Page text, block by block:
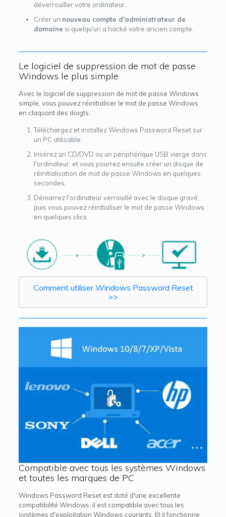
déverrouiller votre ordinateur.
Créer un nouveau compte d'administrateur de
domaine si quelqu'un a hacké votre ancien compte.
Le logiciel de suppression de mot de passe
Windows le plus simple
Avec le logiciel de suppression de mot de passe Windows
simple, vous pouvez réinitialiser le mot de passe Windows
en claquant des doigts.
Téléchargez et installez Windows Password Reset sur
un PC utilisable.
Insérez un CD/DVD ou un périphérique USB vierge dans
l'ordinateur, et vous pourrez ensuite créer un disque de
réinitialisation de mot de passe Windows en quelques
secondes.
Démarrez l'ordinateur verrouillé avec le disque gravé,
puis vous pouvez réinitialiser le mot de passe Windows
en quelques clics.
Comment utiliser Windows Password Reset
>>
Compatible avec tous les systèmes Windows
et toutes les marques de PC
Windows Password Reset est doté d'une excellente
compatibilité Windows, il est compatible avec tous les
systèmes d'exploitation Windows courants. Et il fonctionne